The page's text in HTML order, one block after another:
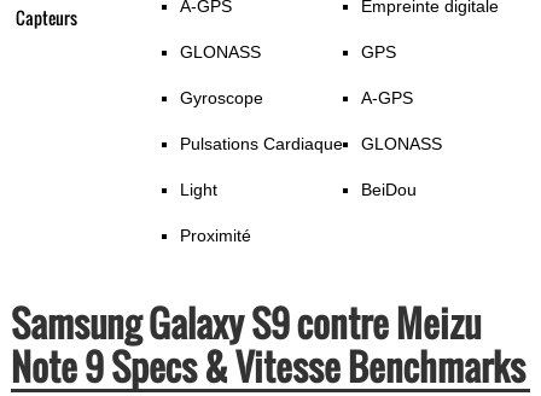
Capteurs A-GPS
GLONASS
Gyroscope
Pulsations Cardiaque
Light
Proximité
Empreinte digitale
GPS
A-GPS
GLONASS
BeiDou
Samsung Galaxy S9 contre Meizu
Note 9 Specs & Vitesse Benchmarks